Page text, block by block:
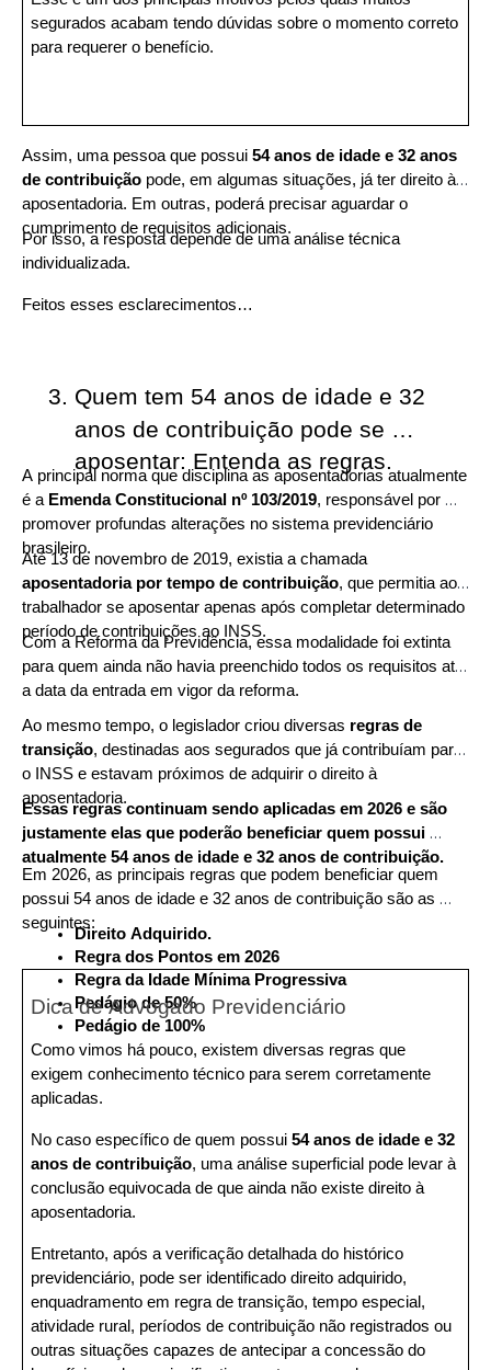
segurados acabam tendo dúvidas sobre o momento correto
para requerer o benefício.
Assim, uma pessoa que possui 54 anos de idade e 32 anos
de contribuição pode, em algumas situações, já ter direito à
aposentadoria. Em outras, poderá precisar aguardar o
cumprimento de requisitos adicionais.
Por isso, a resposta depende de uma análise técnica
individualizada.
Feitos esses esclarecimentos…
Quem tem 54 anos de idade e 32
anos de contribuição pode se
aposentar: Entenda as regras.
A principal norma que disciplina as aposentadorias atualmente
é a Emenda Constitucional nº 103/2019, responsável por
promover profundas alterações no sistema previdenciário
brasileiro.
Até 13 de novembro de 2019, existia a chamada
aposentadoria por tempo de contribuição, que permitia ao
trabalhador se aposentar apenas após completar determinado
período de contribuições ao INSS.
Com a Reforma da Previdência, essa modalidade foi extinta
para quem ainda não havia preenchido todos os requisitos até
a data da entrada em vigor da reforma.
Ao mesmo tempo, o legislador criou diversas regras de
transição, destinadas aos segurados que já contribuíam para
o INSS e estavam próximos de adquirir o direito à
aposentadoria.
Essas regras continuam sendo aplicadas em 2026 e são
justamente elas que poderão beneficiar quem possui
atualmente 54 anos de idade e 32 anos de contribuição.
Em 2026, as principais regras que podem beneficiar quem
possui 54 anos de idade e 32 anos de contribuição são as
seguintes:
Direito Adquirido.
Regra dos Pontos em 2026
Regra da Idade Mínima Progressiva
Pedágio de 50%
Pedágio de 100%
Dica de Advogado Previdenciário
Como vimos há pouco, existem diversas regras que
exigem conhecimento técnico para serem corretamente
aplicadas.
No caso específico de quem possui 54 anos de idade e 32
anos de contribuição, uma análise superficial pode levar à
conclusão equivocada de que ainda não existe direito à
aposentadoria.
Entretanto, após a verificação detalhada do histórico
previdenciário, pode ser identificado direito adquirido,
enquadramento em regra de transição, tempo especial,
atividade rural, períodos de contribuição não registrados ou
outras situações capazes de antecipar a concessão do